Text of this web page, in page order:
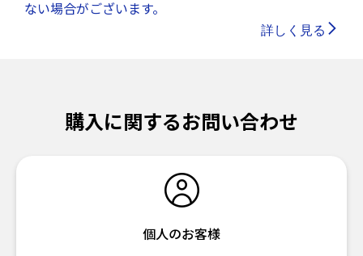
ない場合がございます。
詳しく見る
購入に関するお問い合わせ
個人のお客様